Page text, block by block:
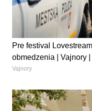
Pre festival
obmedzenia | Vajnory
Vajnory